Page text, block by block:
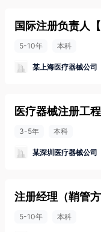
国际注册负责人 【
5-10年 本科
某上海医疗器械公司
医疗器械注册工
3-5年 本科
某深圳医疗器械公司
注册经理（鞘管方
5-10年 本科